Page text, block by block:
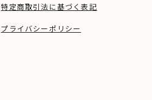
特定商取引法に基づく表記
プライバシーポリシー